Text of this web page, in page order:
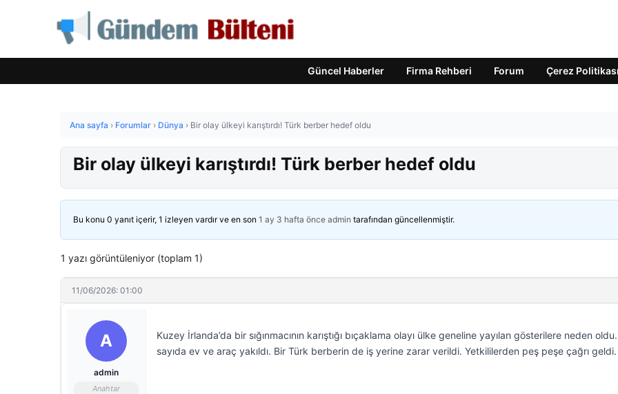
Güncel Haberler Firma Rehberi Forum Çerez Politikası
Ana sayfa › Forumlar › Dünya › Bir olay ülkeyi karıştırdı! Türk berber hedef oldu
Bir olay ülkeyi karıştırdı! Türk berber hedef oldu
Bu konu 0 yanıt içerir, 1 izleyen vardır ve en son 1 ay 3 hafta önce admin tarafından güncellenmiştir.
1 yazı görüntüleniyor (toplam 1)
11/06/2026: 01:00
A
admin
Anahtar
Kuzey İrlanda’da bir sığınmacının karıştığı bıçaklama olayı ülke geneline yayılan gösterilere neden
sayıda ev ve araç yakıldı. Bir Türk berberin de iş yerine zarar verildi. Yetkililerden peş peşe çağrı geldi.